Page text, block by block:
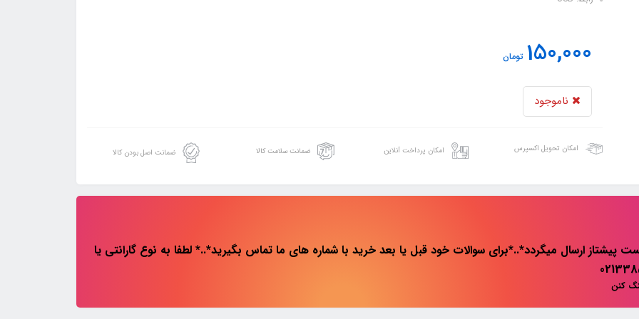
150,000 تومان
ناموجود
امکان تحویل اکسپرس امکان پرداخت آنلاین ضمانت سلامت کالا ضمانت اصل بودن کالا
ارسال میگردد*..*برای سوالات خود قبل یا بعد خرید با شماره های ما تماس بگیرید*..* لطفا به نوع گارانتی یا
کنن